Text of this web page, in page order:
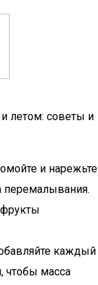
летом: советы и
и нарежьте
перемалывания.
каждый
чтобы масса